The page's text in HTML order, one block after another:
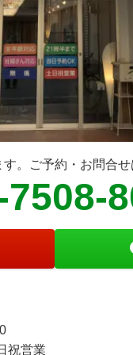
す。ご予約・お問合
7508-
祝営業